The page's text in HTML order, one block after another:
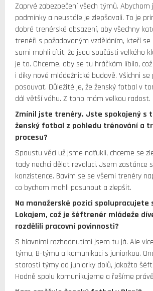
Zaprvé zabezpečení všech týmů.
podmínky a neustále je zlepšovali. To je
dobré trenérské obsazení, aby všechny
trenéři s požadovaným vzděláním, kteří se
sami mohli cítit, že jsou součásti velkého
je to. Chceme, aby se tu hráčkám líbilo,
i díky nové mládežnické budově. Všichni
posouvat. Důležité je, že ženský fotbal v
dál větší váhu. Z toho mám velkou radost.
Zmínil jste trenéry. Jste spokojený s
ženský fotbal z pohledu trénování a
procesu?
Spoustu věcí už jsme naťukli, chceme se
tady nechci dělat revoluci. Jsem zastánce
konzistence. Bavím se se všemi trenéry
co bychom mohli posunout a zlepšit.
Na manažerské pozici spolupracujete
Lokajem, což je šéftrenér mládeže
rozdělili pracovní povinnosti?
S hlavními rozhodnutími jsem tu já. Ale
týmu, B-týmu a komunikaci s juniorkou.
starosti týmy od juniorky dolů, jakožto
Hodně spolu komunikujeme a řešíme